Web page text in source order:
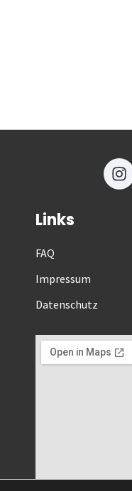
Links
FAQ
Impressum
Datenschutz